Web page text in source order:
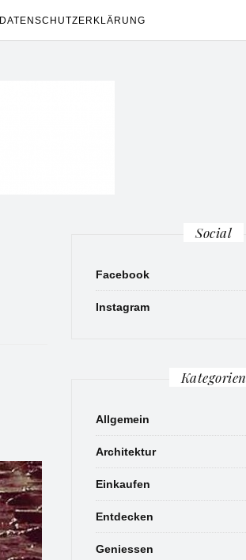
DATENSCHUTZERKLÄRUNG
Social
Facebook
Instagram
Kategorien
Allgemein
Architektur
Einkaufen
Entdecken
Geniessen